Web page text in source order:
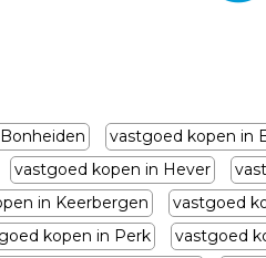
vastgoed kopen in
vastgoed kopen in Hever
in Keerbergen vastgoed
kopen in Perk vastgoed